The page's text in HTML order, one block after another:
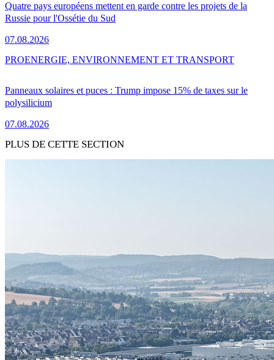
Quatre pays européens mettent en garde contre les projets de la
Russie pour l'Ossétie du Sud
07.08.2026
Panneaux solaires et puces : Trump impose 15% de taxes sur le
polysilicium
07.08.2026
PROENERGIE, ENVIRONNEMENT ET TRANSPORT
PLUS DE CETTE SECTION